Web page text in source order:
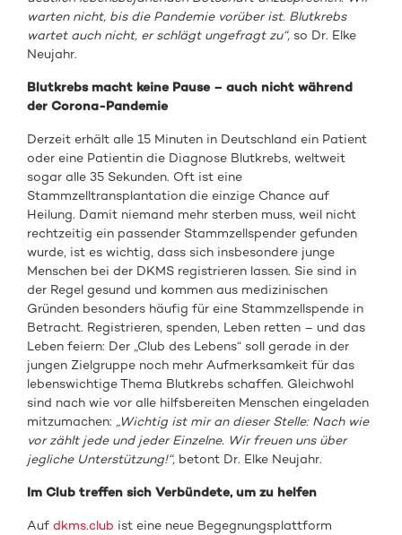
warten nicht, bis die Pandemie vorüber ist. Blutkrebs
wartet auch nicht, er schlägt ungefragt zu“, so Dr. Elke
Neujahr.
Blutkrebs macht keine Pause – auch nicht während
der Corona-Pandemie
Derzeit erhält alle 15 Minuten in Deutschland ein Patient
oder eine Patientin die Diagnose Blutkrebs, weltweit
sogar alle 35 Sekunden. Oft ist eine
Stammzelltransplantation die einzige Chance auf
Heilung. Damit niemand mehr sterben muss, weil nicht
rechtzeitig ein passender Stammzellspender gefunden
wurde, ist es wichtig, dass sich insbesondere junge
Menschen bei der DKMS registrieren lassen. Sie sind in
der Regel gesund und kommen aus medizinischen
Gründen besonders häufig für eine Stammzellspende in
Betracht. Registrieren, spenden, Leben retten – und das
Leben feiern: Der „Club des Lebens“ soll gerade in der
jungen Zielgruppe noch mehr Aufmerksamkeit für das
lebenswichtige Thema Blutkrebs schaffen. Gleichwohl
sind nach wie vor alle hilfsbereiten Menschen eingeladen
mitzumachen: „Wichtig ist mir an dieser Stelle: Nach wie
vor zählt jede und jeder Einzelne. Wir freuen uns über
jegliche Unterstützung!“, betont Dr. Elke Neujahr.
Im Club treffen sich Verbündete, um zu helfen
Aufdkms.club ist eine neue Begegnungsplattform